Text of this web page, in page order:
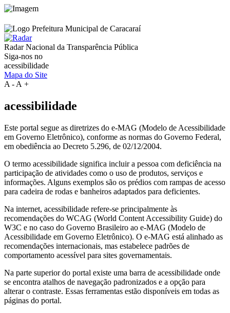
Radar Nacional da Transparência Pública
Siga-nos no
acessibilidade
Mapa do Site
A-A +
acessibilidade
Este portal segue as diretrizes do e-MAG (Modelo de Acessibilidade
em Governo Eletrônico), conforme as normas do Governo Federal,
em obediência ao Decreto 5.296, de 02/12/2004.
O termo acessibilidade significa incluir a pessoa com deficiência na
participação de atividades como o uso de produtos, serviços e
informações. Alguns exemplos são os prédios com rampas de acesso
para cadeira de rodas e banheiros adaptados para deficientes.
Na internet, acessibilidade refere-se principalmente às
recomendações do WCAG (World Content Accessibility Guide) do
W3C e no caso do Governo Brasileiro ao e-MAG (Modelo de
Acessibilidade em Governo Eletrônico). O e-MAG está alinhado as
recomendações internacionais, mas estabelece padrões de
comportamento acessível para sites governamentais.
Na parte superior do portal existe uma barra de acessibilidade onde
se encontra atalhos de navegação padronizados e a opção para
alterar o contraste. Essas ferramentas estão disponíveis em todas as
páginas do portal.